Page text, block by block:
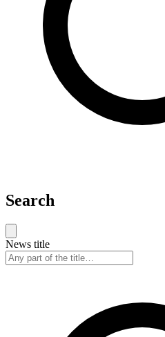
Search
News title